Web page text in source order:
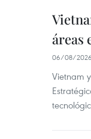
áreas
06/08/2026
Vietnam